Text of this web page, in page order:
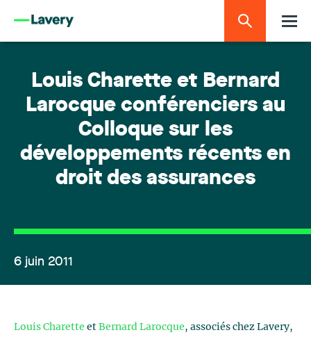
Louis Charette et Bernard
Larocque conférenciers au
Colloque sur les
développements récents en
droit des assurances
6 juin 2011
Louis Charette et Bernard Larocque, associés chez Lavery,